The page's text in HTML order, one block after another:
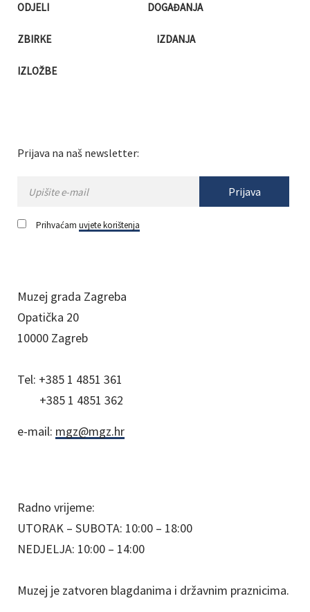
ODJELI
ZBIRKE
IZLOŽBE
DOGAĐANJA
IZDANJA
Prijava na naš newsletter:
Prijava
Prihvaćam uvjete korištenja
Muzej grada Zagreba
Opatička 20
10000 Zagreb
Tel: +385 1 4851 361
+385 1 4851 362
e-mail: mgz@mgz.hr
Radno vrijeme:
UTORAK – SUBOTA: 10:00 – 18:00
NEDJELJA: 10:00 – 14:00
Muzej je zatvoren blagdanima i državnim praznicima.